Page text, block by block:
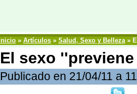
Inicio » Artículos » Salud, Sexo y Belleza»
El sexo
Publicado en 21/04/11 a